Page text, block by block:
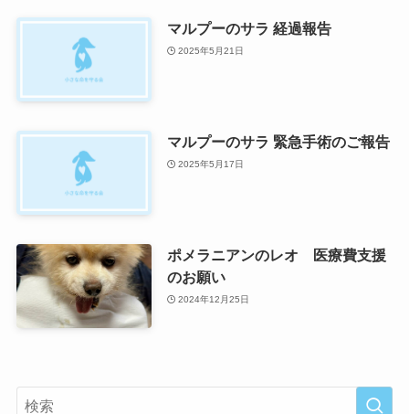
マルプーのサラ 経過報告
2025年5月21日
マルプーのサラ 緊急手術のご報告
2025年5月17日
ポメラニアンのレオ 医療費支援
のお願い
2024年12月25日